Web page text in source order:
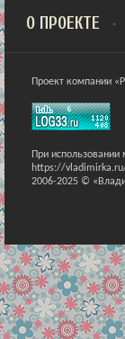
О ПРОЕКТЕ
Проект компании
При использовании
https://
2006-2025 ©